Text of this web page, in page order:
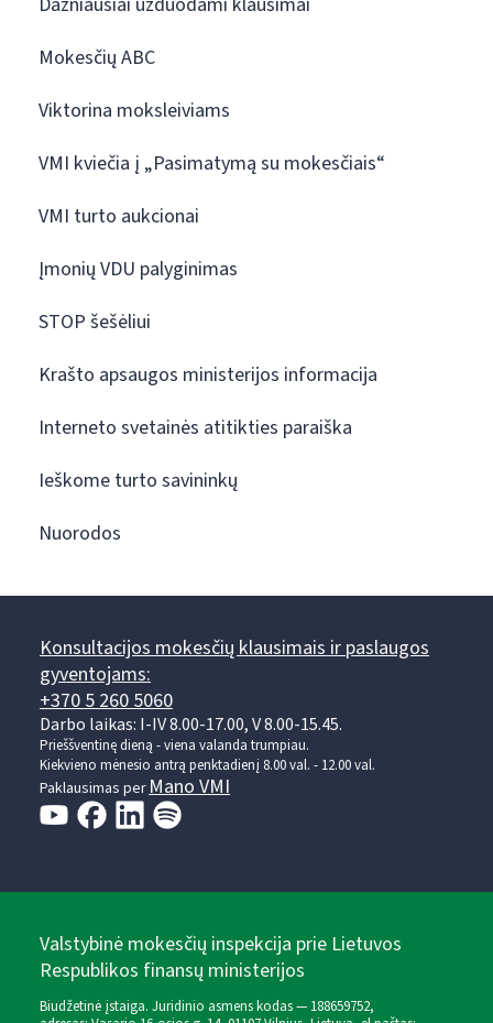
Mokesčių ABC
Viktorina moksleiviams
VMI kviečia į „Pasimatymą su mokesčiais“
VMI turto aukcionai
Įmonių VDU palyginimas
STOP šešėliui
Krašto apsaugos ministerijos informacija
Interneto svetainės atitikties paraiška
Ieškome turto savininkų
Nuorodos
Konsultacijos mokesčių klausimais ir paslaugos
gyventojams:
+370 5 260 5060
Darbo laikas: I-IV 8.00-17.00, V 8.00-15.45.
Prieššventinę dieną - viena valanda trumpiau.
Kiekvieno mėnesio antrą penktadienį 8.00 val. - 12.00 val.
Paklausimas per Mano VMI
Valstybinė mokesčių inspekcija prie Lietuvos
Respublikos finansų ministerijos
Biudžetinė įstaiga. Juridinio asmens kodas — 188659752,